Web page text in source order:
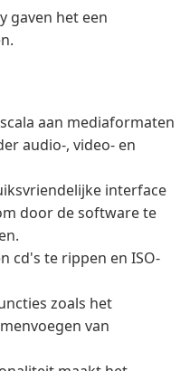
gaven het een
aan mediaformaten
audio-, video- en
interface
door de software te
cd's te rippen en ISO-
zoals het
van